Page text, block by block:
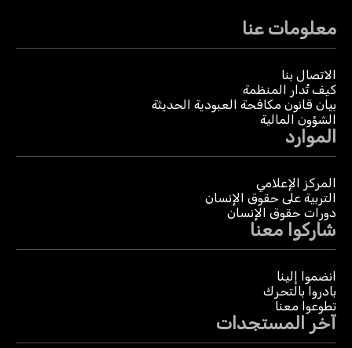
معلومات عنا
الاتصال بنا
كيف تُدار المنظمة
بيان قانون مكافحة العبودية الحديثة
الشؤون المالية
الموارد
المركز الإعلامي
التربية على حقوق الإنسان
دورات حقوق الإنسان
شاركوا معنا
انضموا إلينا
بادروا بالتحرك
تطوعوا معنا
آخر المستجدات